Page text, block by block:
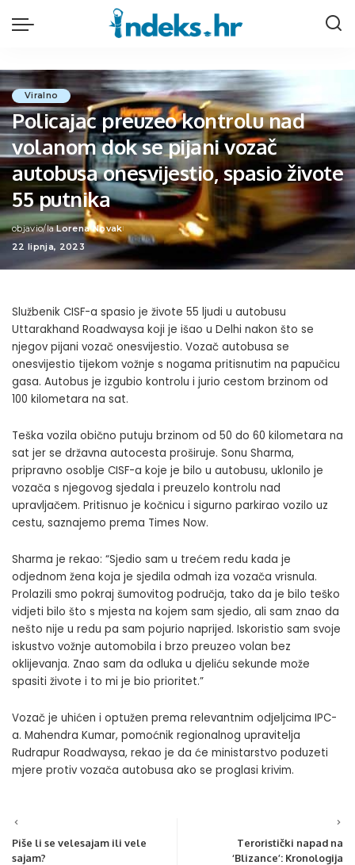
Viralno
Policajac preuzeo kontrolu nad
volanom dok se pijani vozač
autobusa onesvijestio, spasio živote
55 putnika
Posted
by
objavio/la Lorena Novak
22 lipnja, 2023
Službenik CISF-a spasio je živote 55 ljudi u autobusu
Uttarakhand Roadwaysa koji je išao u Delhi nakon što se
njegov pijani vozač onesvijestio. Vozač autobusa se
onesvijestio tijekom vožnje s nogama pritisnutim na papučicu
gasa. Autobus je izgubio kontrolu i jurio cestom brzinom od
100 kilometara na sat.
Teška vozila obično putuju brzinom od 50 do 60 kilometara na
sat jer se državna autocesta proširuje. Sonu Sharma,
pripravno osoblje CISF-a koje je bilo u autobusu, uklonilo je
vozača s njegovog sjedala i preuzelo kontrolu nad
upravljačem. Pritisnuo je kočnicu i sigurno parkirao vozilo uz
cestu, saznajemo prema Times Now.
Sharma je rekao: “Sjedio sam u trećem redu kada je
odjednom žena koja je sjedila odmah iza vozača vrisnula.
Prolazili smo pokraj šumovitog područja, tako da je bilo teško
vidjeti bilo što s mjesta na kojem sam sjedio, ali sam znao da
nešto nije u redu pa sam pojurio naprijed. Iskoristio sam svoje
iskustvo vožnje automobila i brzo preuzeo volan bez
oklijevanja. Znao sam da odluka u djeliću sekunde može
spasiti živote i to mi je bio prioritet.”
Vozač je uhićen i optužen prema relevantnim odjeljcima IPC-
a. Mahendra Kumar, pomoćnik regionalnog upravitelja
Rudrapur Roadwaysa, rekao je da će ministarstvo poduzeti
mjere protiv vozača autobusa ako se proglasi krivim.
Piše li se velesajam ili vele
sajam?
Teroristički napad na
‘Blizance’: Kronologija